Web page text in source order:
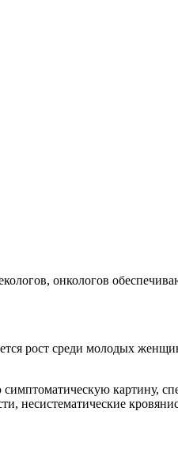
онкологов
рост среди молодых
картину,
несистематические